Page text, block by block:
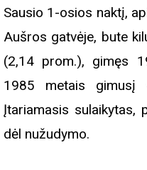
Sausio 1-osios naktį,
Aušros gatvėje, bute
(2,14 prom.), gimęs
1985 metais gimusį
Įtariamasis sulaikytas,
dėl nužudymo.